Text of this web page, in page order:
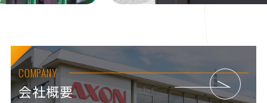
COMPANY
会社概要